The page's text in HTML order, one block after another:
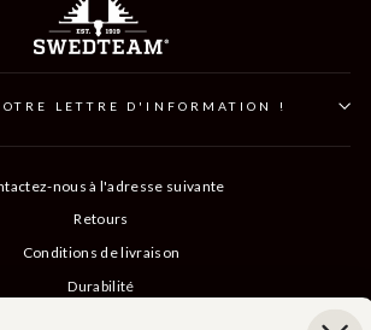
LETTRE D'INFORMATION !
nous à l'adresse suivante
Retours
Conditions de livraison
Durabilité